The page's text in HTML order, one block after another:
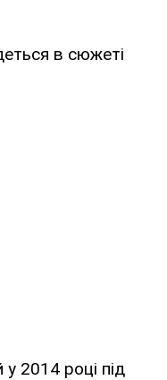
в сюжеті
2014 році під